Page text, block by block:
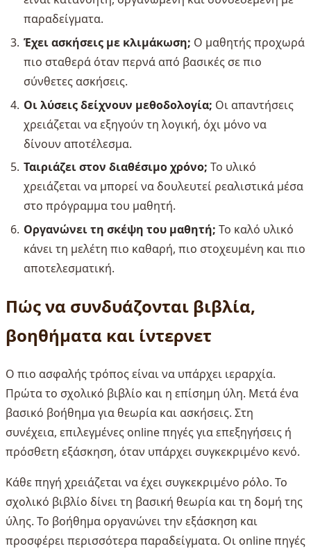
παραδείγματα.
Έχει ασκήσεις με κλιμάκωση; Ο μαθητής προχωρά
πιο σταθερά όταν περνά από βασικές σε πιο
σύνθετες ασκήσεις.
Οι λύσεις δείχνουν μεθοδολογία; Οι απαντήσεις
χρειάζεται να εξηγούν τη λογική, όχι μόνο να
δίνουν αποτέλεσμα.
Ταιριάζει στον διαθέσιμο χρόνο; Το υλικό
χρειάζεται να μπορεί να δουλευτεί ρεαλιστικά μέσα
στο πρόγραμμα του μαθητή.
Οργανώνει τη σκέψη του μαθητή; Το καλό υλικό
κάνει τη μελέτη πιο καθαρή, πιο στοχευμένη και πιο
αποτελεσματική.
Πώς να συνδυάζονται βιβλία,
βοηθήματα και ίντερνετ
Ο πιο ασφαλής τρόπος είναι να υπάρχει ιεραρχία.
Πρώτα το σχολικό βιβλίο και η επίσημη ύλη. Μετά ένα
βασικό βοήθημα για θεωρία και ασκήσεις. Στη
συνέχεια, επιλεγμένες online πηγές για επεξηγήσεις ή
πρόσθετη εξάσκηση, όταν υπάρχει συγκεκριμένο κενό.
Κάθε πηγή χρειάζεται να έχει συγκεκριμένο ρόλο. Το
σχολικό βιβλίο δίνει τη βασική θεωρία και τη δομή της
ύλης. Το βοήθημα οργανώνει την εξάσκηση και
προσφέρει περισσότερα παραδείγματα. Οι online πηγές